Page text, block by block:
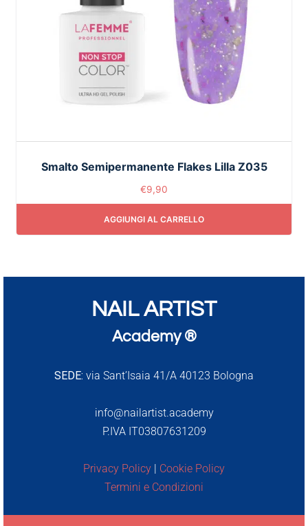
Smalto Semipermanente Flakes Lilla Z035
€9,90
AGGIUNGI AL CARRELLO
NAIL ARTIST
Academy ®
SEDE: via Sant’Isaia 41/A 40123 Bologna
info@nailartist.academy
P.IVA IT03807631209
Privacy Policy | Cookie Policy
Termini e Condizioni